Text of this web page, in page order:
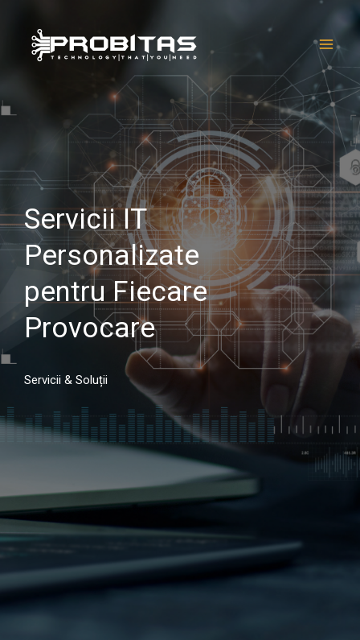
content
Main
Servicii IT
Personalizate
pentru Fiecare
Provocare
Servicii & Soluții